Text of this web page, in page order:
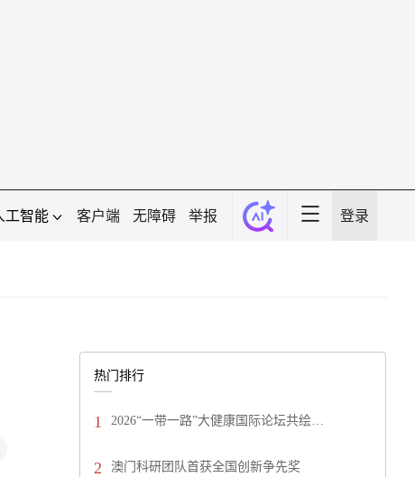
工智能 客户端 无障碍 举报 登录
热门排行
1 2026“一带一路”大健康国际论坛共绘…
2 澳门科研团队首获全国创新争先奖